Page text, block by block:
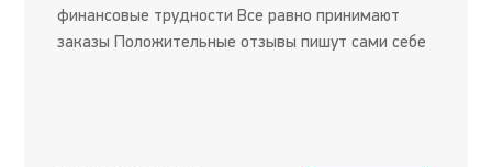
финансовые трудности Все равно принимают
заказы Положительные отзывы пишут сами себе